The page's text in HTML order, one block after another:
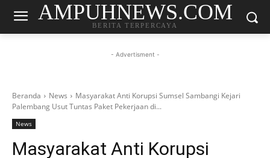
AMPUHNEWS.COM
BERITA TERPERCAYA
- Advertisment -
Beranda News
Masyarakat Anti Korupsi Sumsel Sambangi Kejari
Palembang Usut Tuntas Paket Pekerjaan di...
News
Masyarakat Anti Korupsi